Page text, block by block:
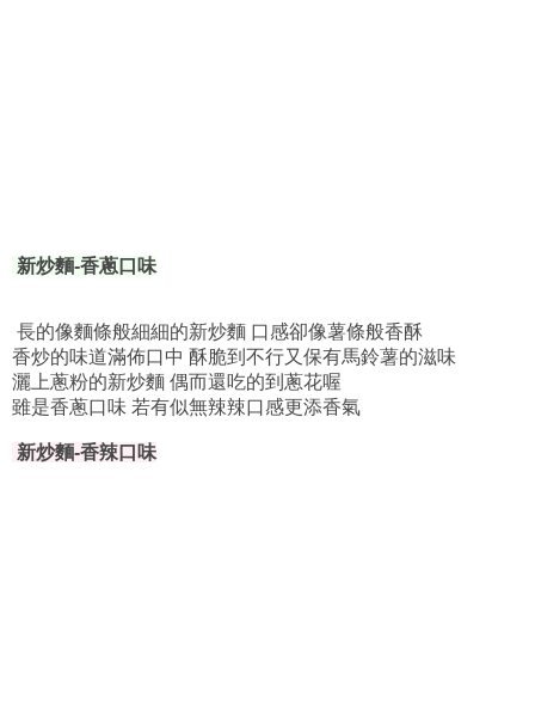
新炒麵-香蔥口味
長的像麵條般細細的新炒麵 口感卻像薯條般香酥
香炒的味道滿佈口中 酥脆到不行又保有馬鈴薯的滋味
灑上蔥粉的新炒麵 偶而還吃的到蔥花喔
雖是香蔥口味 若有似無辣辣口感更添香氣
新炒麵-香辣口味